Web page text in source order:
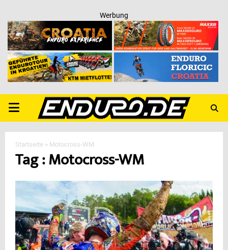
Werbung
PRIMARY
MENU
Startseite » Motocross-WM
Tag : Motocross-WM